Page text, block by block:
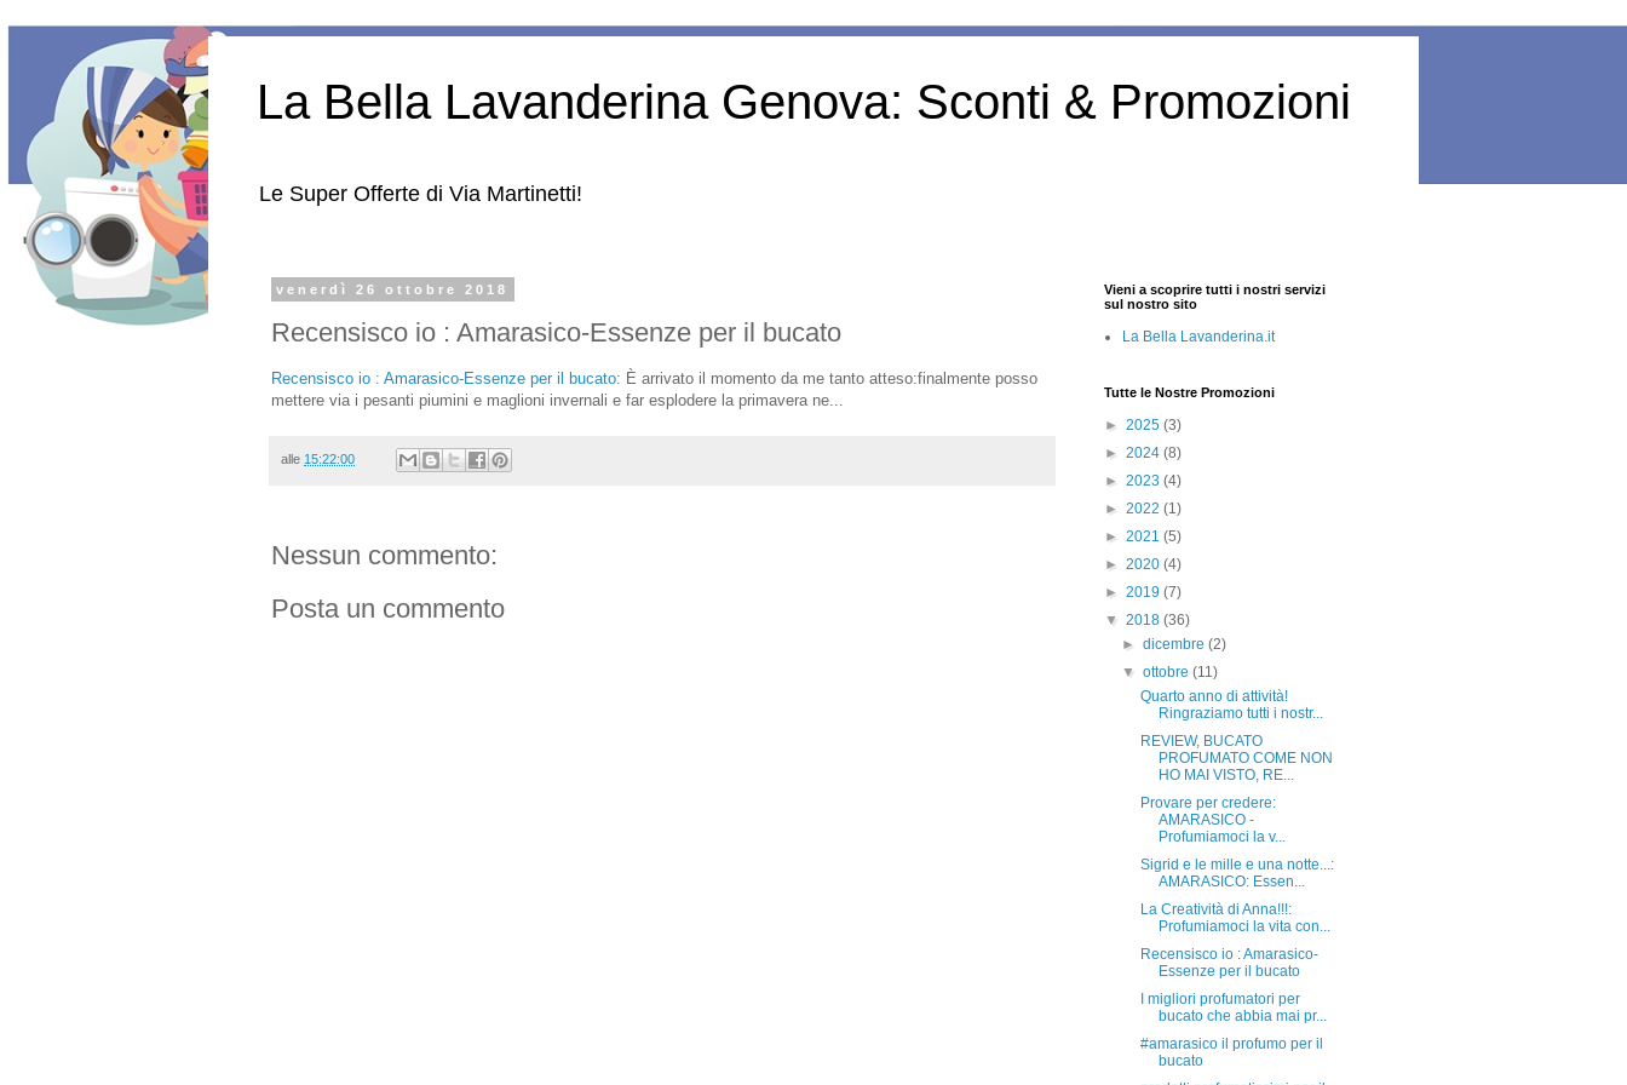
La Bella Lavanderina Genova: Sconti & Promozioni
Le Super Offerte di Via Martinetti!
venerdì 26 ottobre 2018
Recensisco io : Amarasico-Essenze per il bucato
Recensisco io : Amarasico-Essenze per il bucato: È arrivato il momento da me tanto atteso:finalmente posso
mettere via i pesanti piumini e maglioni invernali e far esplodere la primavera ne...
alle 15:22:00
Nessun commento:
Posta un commento
Vieni a scoprire tutti i nostri servizi
sul nostro sito
La Bella Lavanderina.it
Tutte le Nostre Promozioni
► 2025 (3)
► 2024 (8)
► 2023 (4)
► 2022 (1)
► 2021 (5)
► 2020 (4)
► 2019 (7)
▼ 2018 (36)
►dicembre(2)
▼ottobre(11)
Quarto anno di attività!
Ringraziamo tutti i nostr...
REVIEW, BUCATO
PROFUMATO COME NON
HO MAI VISTO, RE...
Provare per credere:
AMARASICO -
Profumiamoci la v...
Sigrid e le mille e una notte...:
AMARASICO: Essen...
La Creatività di Anna!!!:
Profumiamoci la vita con...
Recensisco io : Amarasico-
Essenze per il bucato
I migliori profumatori per
bucato che abbia mai pr...
#amarasico il profumo per il
bucato